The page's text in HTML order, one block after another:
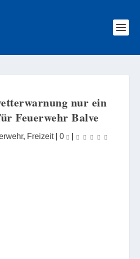
nur ein
Feuerwehr Balve
, Freizeit| 0 |